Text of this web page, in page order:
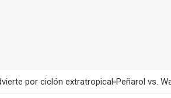
por ciclón extratropical Peñarol vs.